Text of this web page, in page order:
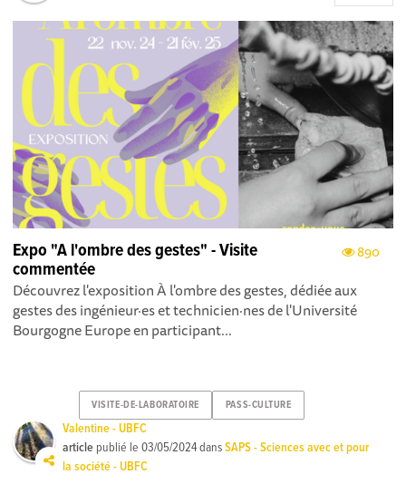
890
Expo "A l'ombre des gestes" - Visite
commentée
Découvrez l'exposition À l'ombre des gestes , dédiée aux
gestes des ingénieur·es et technicien·nes de l'Université
Bourgogne Europe en participant...
VISITE-DE-LABORATOIRE PASS-CULTURE
Valentine - UBFC
article publié le03/05/2024dansSAPS - Sciences avec et pour
la société - UBFC